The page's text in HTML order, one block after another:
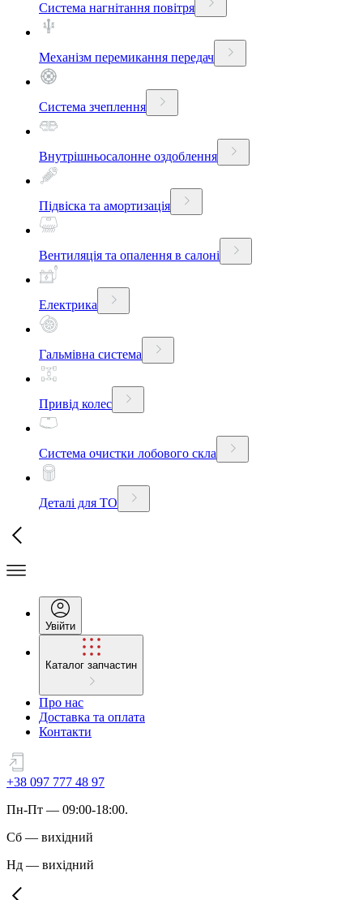
Система нагнітання повітря
Механізм перемикання передач
Система зчеплення
Внутрішньосалонне оздоблення
Підвіска та амортизація
Вентиляція та опалення в салоні
Електрика
Гальмівна система
Привід колес
Система очистки лобового скла
Деталі для ТО
Увійти
Каталог запчастин
Про нас
Доставка та оплата
Контакти
+38 097 777 48 97
Пн-Пт — 09:00-18:00.
Сб — вихідний
Нд — вихідний